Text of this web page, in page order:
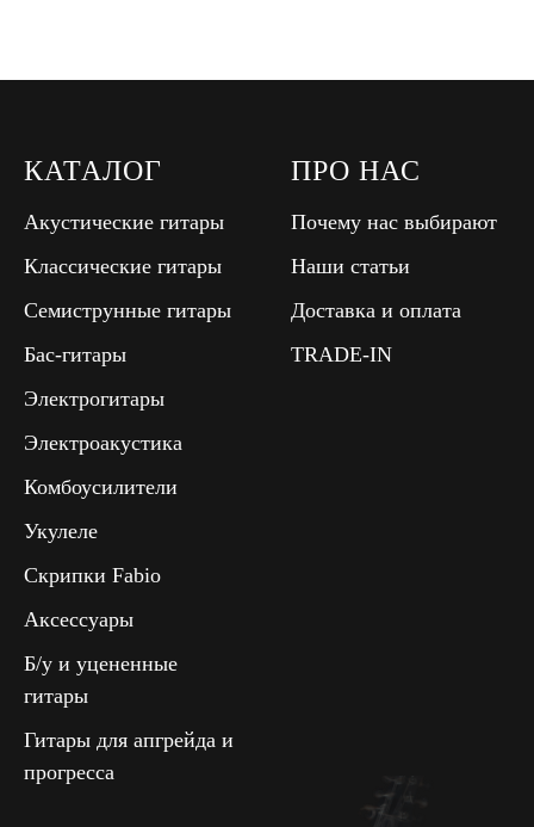
КАТАЛОГ
Акустические гитары
Классические гитары
Семиструнные гитары
Бас-гитары
Электрогитары
Электроакустика
Комбоусилители
Укулеле
Скрипки Fabio
Аксессуары
Б/у и уцененные
гитары
Гитары для апгрейда и
прогресса
ПРО НАС
Почему нас выбирают
Наши статьи
Доставка и оплата
TRADE-IN